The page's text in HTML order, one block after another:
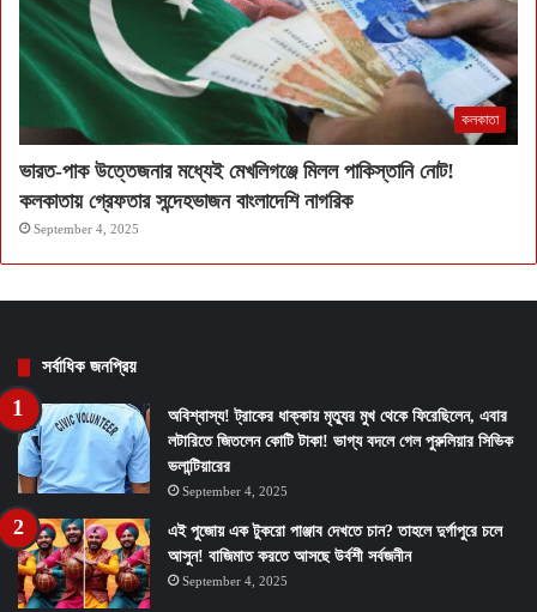
কলকাতা
ভারত-পাক উত্তেজনার মধ্যেই মেখলিগঞ্জে মিলল পাকিস্তানি নোট!
কলকাতায় গ্রেফতার সন্দেহভাজন বাংলাদেশি নাগরিক
September 4, 2025
সর্বাধিক জনপ্রিয়
অবিশ্বাস্য! ট্রাকের ধাক্কায় মৃত্যুর মুখ থেকে ফিরেছিলেন, এবার
লটারিতে জিতলেন কোটি টাকা! ভাগ্য বদলে গেল পুরুলিয়ার সিভিক
ভলান্টিয়ারের
September 4, 2025
এই পুজোয় এক টুকরো পাঞ্জাব দেখতে চান? তাহলে দুর্গাপুরে চলে
আসুন! বাজিমাত করতে আসছে উর্বশী সর্বজনীন
September 4, 2025